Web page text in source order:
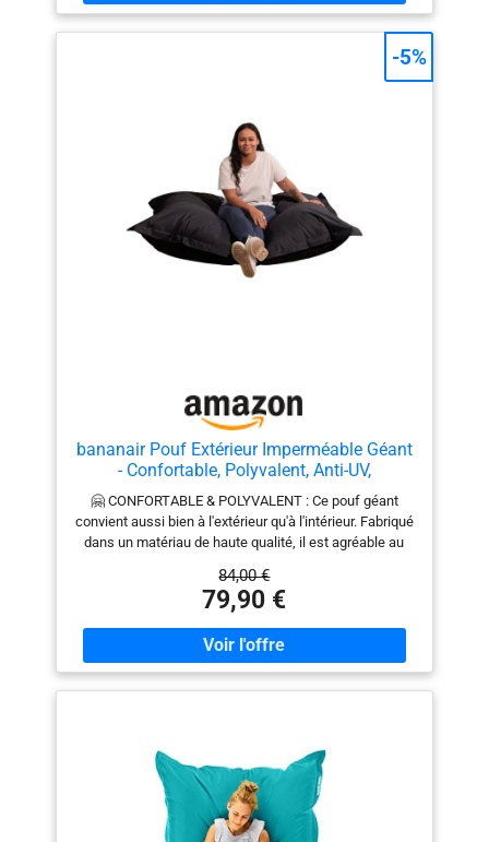
revêtement imperméable, notre pouf extérieur de 180 x
140 cm offre une résistance optimale aux pluies fines
votre pouf extérieur se retire facilement et se lave en
machine pour vous assurer une propreté et une
fraîcheur optimales. ☁️ REMBOURRAGE DE HAUTE
QUALITÉ : Nos poufs sont soigneusement rembourrés
à la main dans notre atelier. Leur rembourrage en
mousse de polyuréthane assure un soutien uniforme,
un confort optimal et une très bonne durabilité. ✅
SATISFAIT OU REMBOURSÉ : Nous sommes confiants
bananair Pouf Extérieur Imperméable Géant
- Confortable, Polyvalent, Anti-UV,
Déhoussable - Pouf XXL de Jardin - Gros
Coussin Extérieur Garni de Mousse - 180 x
140 cm - Noir
🤗 CONFORTABLE & POLYVALENT : Ce pouf géant
convient aussi bien à l'extérieur qu'à l'intérieur. Fabriqué
dans un matériau de haute qualité, il est agréable au
vous assure une expérience d'assise confortable.
Facile à manipuler et spacieux, il se prête à différentes
dispositions pour s'adapter parfaitement à la posture
souhaitée. 💦​​ IMPERMÉABLE & ANTI-UV ☀️ : Doté d'un
revêtement imperméable, notre pouf extérieur de 180 x
140 cm offre une résistance optimale aux pluies fines
DÉHOUSSABLE "Entretien Simplifié" : Dites adieu aux
salissures et aux mauvaises odeurs. La housse de
votre pouf extérieur se retire facilement et se lave en
machine pour vous assurer une propreté et une
fraîcheur optimales. ☁️ REMBOURRAGE DE HAUTE
84,00 €
79,90 €
-5%